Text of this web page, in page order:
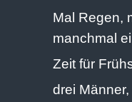
Mal Regen,
manchmal
Zeit für
drei Männer,